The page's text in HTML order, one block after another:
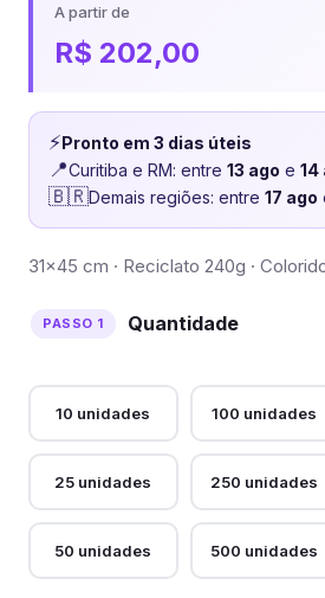
A partir de
R$ 202,00
⚡Pronto em 3 dias úteis
📍Curitiba e RM: entre 13 ago e 14
🇧🇷Demais regiões: entre 17 ago
31×45 cm · Reciclato 240g ·
Quantidade
10 unidades 100 unidades
25 unidades 250 unidades
50 unidades 500 unidades